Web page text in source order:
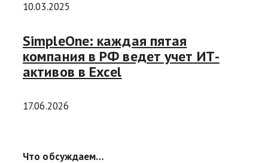
10.03.2025
SimpleOne: каждая пятая
компания в РФ ведет учет ИТ-
активов в Excel
17.06.2026
Что обсуждаем…